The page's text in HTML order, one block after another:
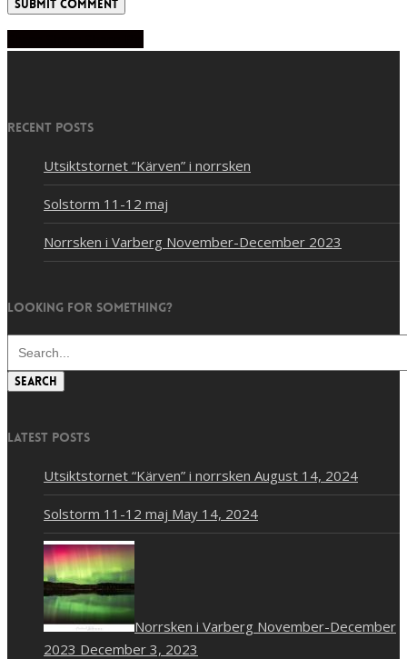
Recent Posts
Utsiktstornet “Kärven” i norrsken
Solstorm 11-12 maj
Norrsken i Varberg November-December 2023
Looking for something?
Search
Latest posts
Utsiktstornet “Kärven” i norrsken August 14, 2024
Solstorm 11-12 maj May 14, 2024
Norrsken i Varberg November-December
2023 December 3, 2023